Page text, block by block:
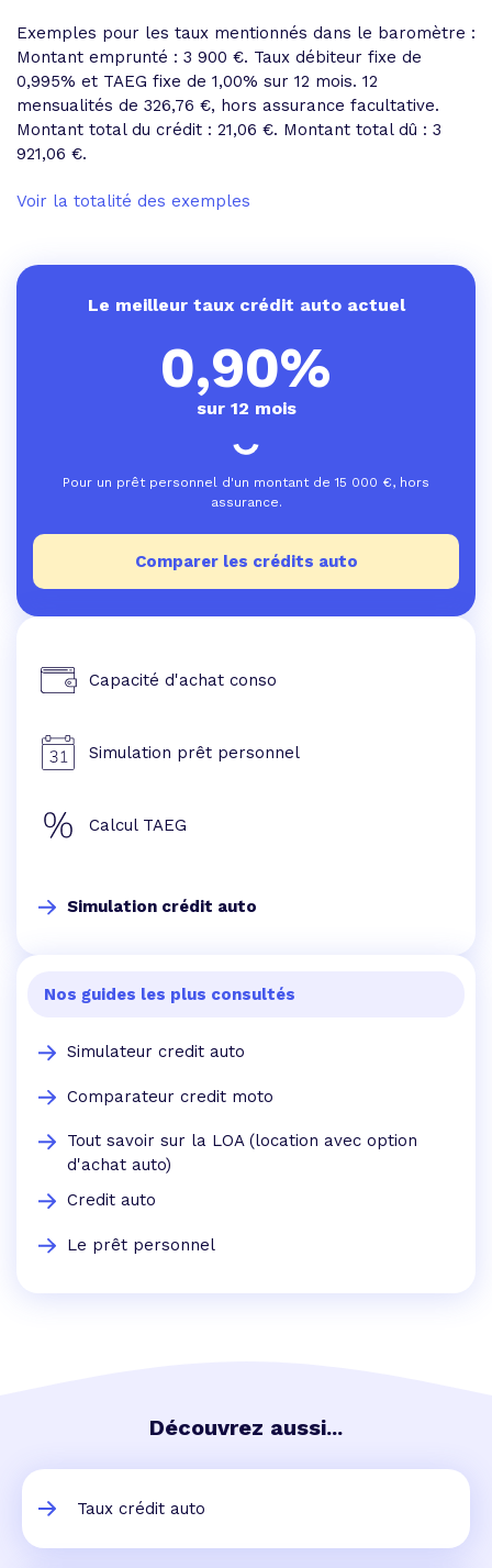
Exemples pour les taux mentionnés dans le baromètre :
Montant emprunté : 3 900 €. Taux débiteur fixe de
0,995% et TAEG fixe de 1,00% sur 12 mois. 12
mensualités de 326,76 €, hors assurance facultative.
Montant total du crédit : 21,06 €. Montant total dû : 3
921,06 €.
Voir la totalité des exemples
Le meilleur taux crédit auto actuel
0,90%
sur 12 mois
Pour un prêt personnel d'un montant de 15 000 €, hors
assurance.
Comparer les crédits auto
Capacité d'achat conso
Simulation prêt personnel
Calcul TAEG
Simulation crédit auto
Nos guides les plus consultés
Simulateur credit auto
Comparateur credit moto
Tout savoir sur la LOA (location avec option
d'achat auto)
Credit auto
Le prêt personnel
Découvrez aussi...
Taux crédit auto